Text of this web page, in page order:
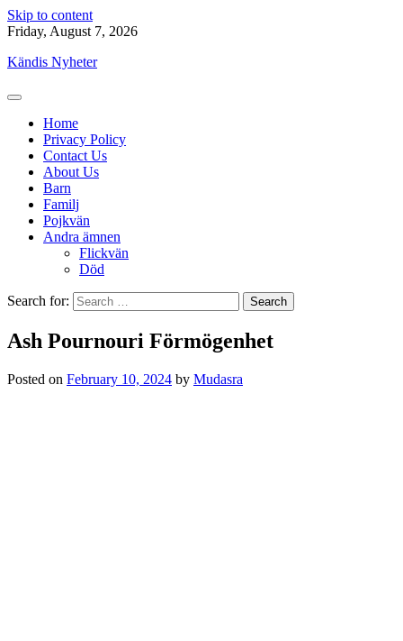
Skip to content
Friday, August 7, 2026
Kändis Nyheter
Home
Privacy Policy
Contact Us
About Us
Barn
Familj
Pojkvän
Andra ämnen
Flickvän
Död
Search for:
Ash Pournouri Förmögenhet
Posted on February 10, 2024 by Mudasra